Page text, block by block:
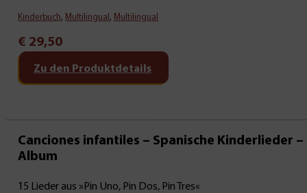
Kinderbuch, Multilingual , Multilingual
€ 29,50
Zu den Produktdetails
Mit Leseprobe!
Canciones infantiles – Spanische Kinderlieder –
Album
15 Lieder aus »Pin Uno, Pin Dos, Pin Tres«